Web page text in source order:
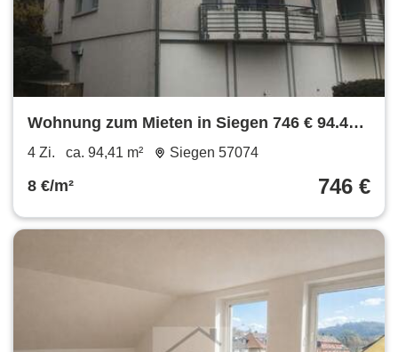
Wohnung zum Mieten in Siegen 746 € 94.41
m²
4 Zi. ca. 94,41 m² Siegen 57074
8 €/m² 746 €